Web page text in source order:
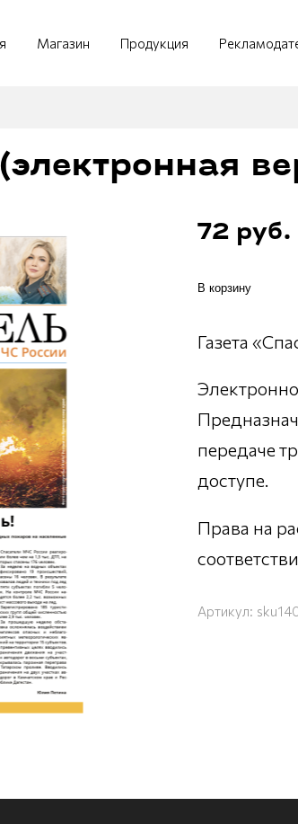
Магазин Продукция
72 руб.
В корзину
Газета
передаче
доступе.
Права на
Артикул: